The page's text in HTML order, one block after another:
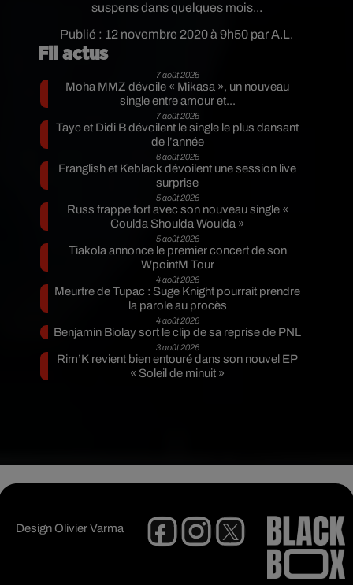
Publié : 12 novembre 2020 à 9h50 par A.L.
suspens dans quelques mois...
Fil actus
7 août 2026
Moha MMZ dévoile « Mikasa », un nouveau
single entre amour et...
7 août 2026
Tayc et Didi B dévoilent le single le plus dansant
de l’année
6 août 2026
Franglish et Keblack dévoilent une session live
surprise
5 août 2026
Russ frappe fort avec son nouveau single «
Coulda Shoulda Woulda »
5 août 2026
Tiakola annonce le premier concert de son
WpointM Tour
4 août 2026
Meurtre de Tupac : Suge Knight pourrait prendre
la parole au procès
4 août 2026
Benjamin Biolay sort le clip de sa reprise de PNL
3 août 2026
Rim’K revient bien entouré dans son nouvel EP
« Soleil de minuit »
DesignOlivier Varma